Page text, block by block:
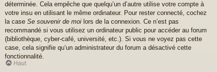
déterminée. Cela empêche que quelqu’un d’autre utilise votre compte à
votre insu en utilisant le même ordinateur. Pour rester connecté, cochez
la case Se souvenir de moi lors de la connexion. Ce n’est pas
recommandé si vous utilisez un ordinateur public pour accéder au forum
(bibliothèque, cyber-café, université, etc.). Si vous ne voyez pas cette
case, cela signifie qu’un administrateur du forum a désactivé cette
fonctionnalité.
Haut